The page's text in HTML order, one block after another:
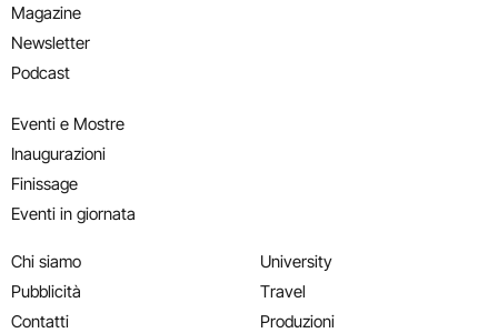
Magazine
Newsletter
Podcast
Eventi e Mostre
Inaugurazioni
Finissage
Eventi in giornata
Chi siamo
Pubblicità
Contatti
University
Travel
Produzioni